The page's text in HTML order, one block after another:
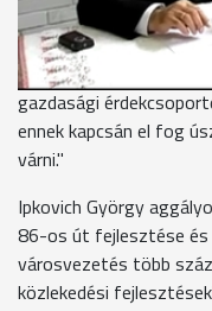
Dr. Nemény András
"A két minisztréium, a
egymással való rossz
gazdasági
ennek kapcsán el fog
várni."
Ipkovich György
86-os út fejlesztése és
városvezetés több
közlekedési